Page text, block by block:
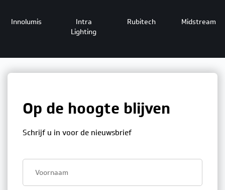
Innolumis
Intra
Lighting
Rubitech Midstream
Op de hoogte blijven
Schrijf u in voor de nieuwsbrief
name